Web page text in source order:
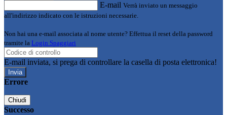
E-mail Verrà inviato un messaggio
all'indirizzo indicato con le istruzioni necessarie.
Non hai una e-mail associata al nome utente? Effettua il reset della password
tramite la Login Spaggiari
E-mail inviata, si prega di controllare la casella di posta elettronica!
Errore
Chiudi
Successo